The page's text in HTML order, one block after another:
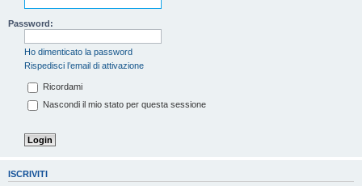
Password:
Ho dimenticato la password
Rispedisci l’email di attivazione
Ricordami
Nascondi il mio stato per questa sessione
ISCRIVITI